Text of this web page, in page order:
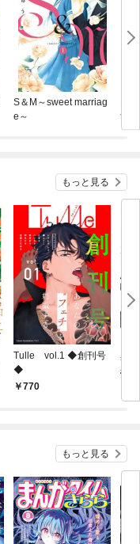
S＆M～sweet marriag
e～
す。
もっと見る
Tulle vol.1 ◆創刊号
◆
770
異
恋
もっと見る